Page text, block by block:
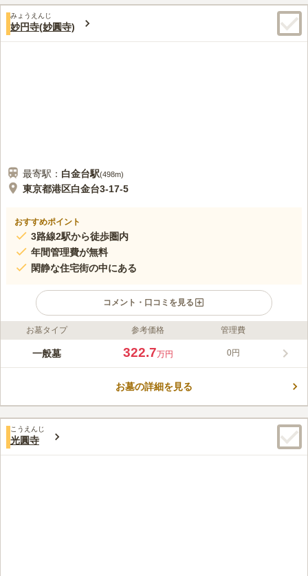
口コミ評価
この霊園はまだ誰からも評価されていません。
みょうえんじ
妙円寺(妙圓寺)
最寄駅： 白金台駅(498m)
東京都港区白金台3-17-5
おすすめポイント
3路線2駅から徒歩圏内
年間管理費が無料
閑静な住宅街の中にある
コメント・口コミを見る
ライフドット編集部のコメント
妙円寺（妙圓寺）は東京都港区にある日蓮宗のお寺です。境内に
奥に延びる参道を下って行くと、喧騒から離れたエアポケットの
口コミ評価
この霊園はまだ誰からも評価されていません。
お墓タイプ 参考価格 管理費
一般墓 322.7万円 0円
お墓の詳細を見る
こうえんじ
光圓寺